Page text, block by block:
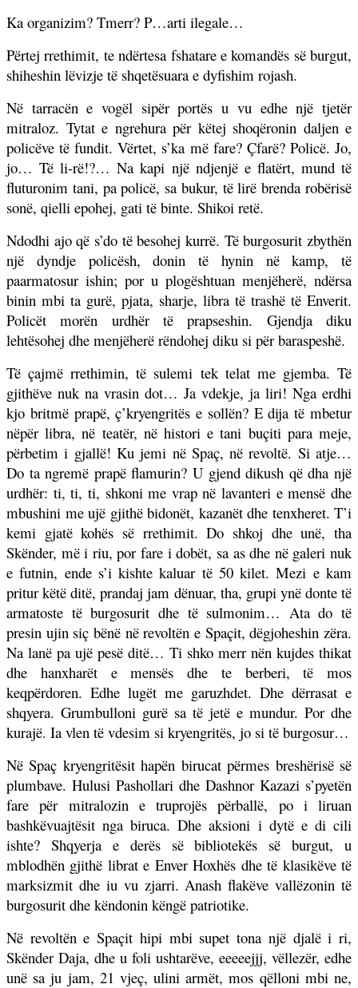
Ka organizim? Tmerr? P…arti ilegale…
Përtej rrethimit, te ndërtesa fshatare e komandës së burgut,
shiheshin lëvizje të shqetësuara e dyfishim rojash.
Në tarracën e vogël sipër portës u vu edhe një tjetër
mitraloz. Tytat e ngrehura për këtej shoqëronin daljen e
policëve të fundit. Vërtet, s’ka më fare? Çfarë? Policë. Jo,
jo… Të li-rë!?… Na kapi një ndjenjë e flatërt, mund të
fluturonim tani, pa policë, sa bukur, të lirë brenda robërisë
sonë, qielli epohej, gati të binte. Shikoi retë.
Ndodhi ajo që s’do të besohej kurrë. Të burgosurit zbythën
një dyndje policësh, donin të hynin në kamp, të
paarmatosur ishin; por u plogështuan menjëherë, ndërsa
binin mbi ta gurë, pjata, sharje, libra të trashë të Enverit.
Policët morën urdhër të prapseshin. Gjendja diku
lehtësohej dhe menjëherë rëndohej diku si për baraspeshë.
Të çajmë rrethimin, të sulemi tek telat me gjemba. Të
gjithëve nuk na vrasin dot… Ja vdekje, ja liri! Nga erdhi
kjo britmë prapë, ç’kryengritës e sollën? E dija të mbetur
nëpër libra, në teatër, në histori e tani buçiti para meje,
përbetim i gjallë! Ku jemi në Spaç, në revoltë. Si atje…
Do ta ngremë prapë flamurin? U gjend dikush që dha një
urdhër: ti, ti, ti, shkoni me vrap në lavanteri e mensë dhe
mbushini me ujë gjithë bidonët, kazanët dhe tenxheret. T’i
kemi gjatë kohës së rrethimit. Do shkoj dhe unë, tha
Skënder, më i riu, por fare i dobët, sa as dhe në galeri nuk
e futnin, ende s’i kishte kaluar të 50 kilet. Mezi e kam
pritur këtë ditë, prandaj jam dënuar, tha, grupi ynë donte të
armatoste të burgosurit dhe të sulmonim… Ata do të
presin ujin siç bënë në revoltën e Spaçit, dëgjoheshin zëra.
Na lanë pa ujë pesë ditë… Ti shko merr nën kujdes thikat
dhe hanxharët e mensës dhe te berberi, të mos
keqpërdoren. Edhe lugët me garuzhdet. Dhe dërrasat e
shqyera. Grumbulloni gurë sa të jetë e mundur. Por dhe
kurajë. Ia vlen të vdesim si kryengritës, jo si të burgosur…
Në Spaç kryengritësit hapën birucat përmes breshërisë së
plumbave. Hulusi Pashollari dhe Dashnor Kazazi s’pyetën
fare për mitralozin e truprojës përballë, po i liruan
bashkëvuajtësit nga biruca. Dhe aksioni i dytë e di cili
ishte? Shqyerja e derës së bibliotekës së burgut, u
mblodhën gjithë librat e Enver Hoxhës dhe të klasikëve të
marksizmit dhe iu vu zjarri. Anash flakëve vallëzonin të
burgosurit dhe këndonin këngë patriotike.
Në revoltën e Spaçit hipi mbi supet tona një djalë i ri,
Skënder Daja, dhe u foli ushtarëve, eeeeejjj, vëllezër, edhe
unë sa ju jam, 21 vjeç, ulini armët, mos qëlloni mbi ne,